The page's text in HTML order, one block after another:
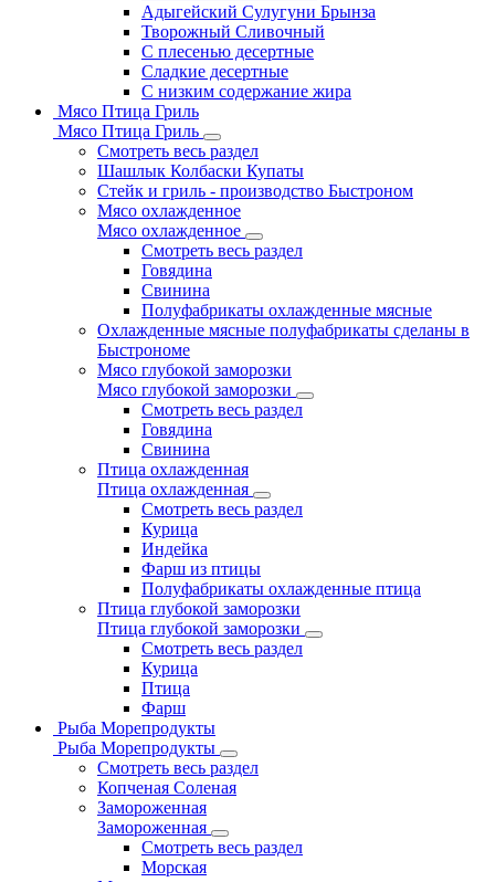
Адыгейский Сулугуни Брынза
Творожный Сливочный
С плесенью десертные
Сладкие десертные
С низким содержание жира
Мясо Птица Гриль
Мясо Птица Гриль
Смотреть весь раздел
Шашлык Колбаски Купаты
Стейк и гриль - производство Быстроном
Мясо охлажденное
Мясо охлажденное
Смотреть весь раздел
Говядина
Свинина
Полуфабрикаты охлажденные мясные
Охлажденные мясные полуфабрикаты сделаны в
Быстрономе
Мясо глубокой заморозки
Мясо глубокой заморозки
Смотреть весь раздел
Говядина
Свинина
Птица охлажденная
Птица охлажденная
Смотреть весь раздел
Курица
Индейка
Фарш из птицы
Полуфабрикаты охлажденные птица
Птица глубокой заморозки
Птица глубокой заморозки
Смотреть весь раздел
Курица
Птица
Фарш
Рыба Морепродукты
Рыба Морепродукты
Смотреть весь раздел
Копченая Соленая
Замороженная
Замороженная
Смотреть весь раздел
Морская